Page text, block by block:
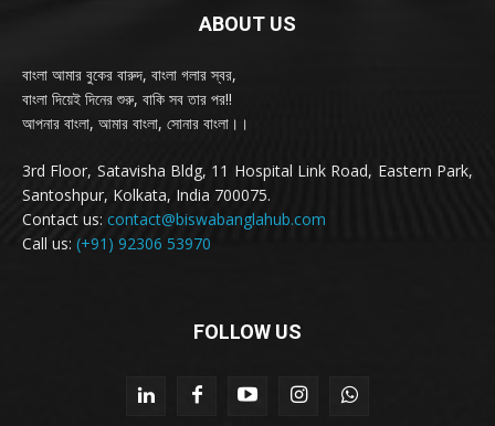
ABOUT US
বাংলা আমার বুকের বারুদ, বাংলা গলার স্বর,
বাংলা দিয়েই দিনের শুরু, বাকি সব তার পর!!
আপনার বাংলা, আমার বাংলা, সোনার বাংলা।।
3rd Floor, Satavisha Bldg, 11 Hospital Link Road, Eastern Park,
Santoshpur, Kolkata, India 700075.
Contact us: contact@biswabanglahub.com
Call us: (+91) 92306 53970
FOLLOW US